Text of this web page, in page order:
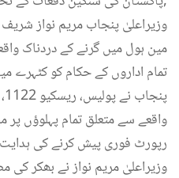
وزیراعلیٰ پنجاب مریم نواز
مین ہول میں گرنے کے دردناک
تمام اداروں کے حکام کو کٹہرے
واقعے سے متعلق تمام پہلوؤں پر
رپورٹ فوری پیش کرنے کی
وزیراعلیٰ مریم نواز نے بھکر